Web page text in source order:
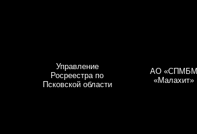
Управление
Росреестра по
Псковской области
АО «СПМБМ
«Малахит»